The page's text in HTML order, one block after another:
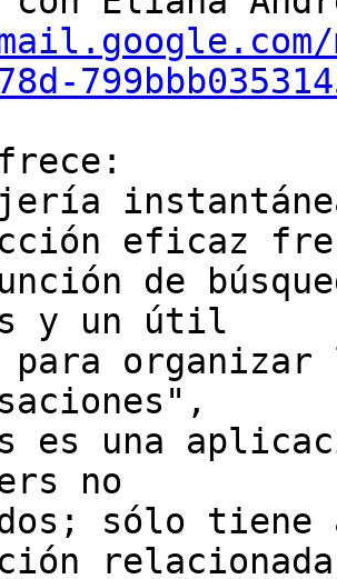
eficaz
de
y un útil
para organizar
es una
no
sólo tiene